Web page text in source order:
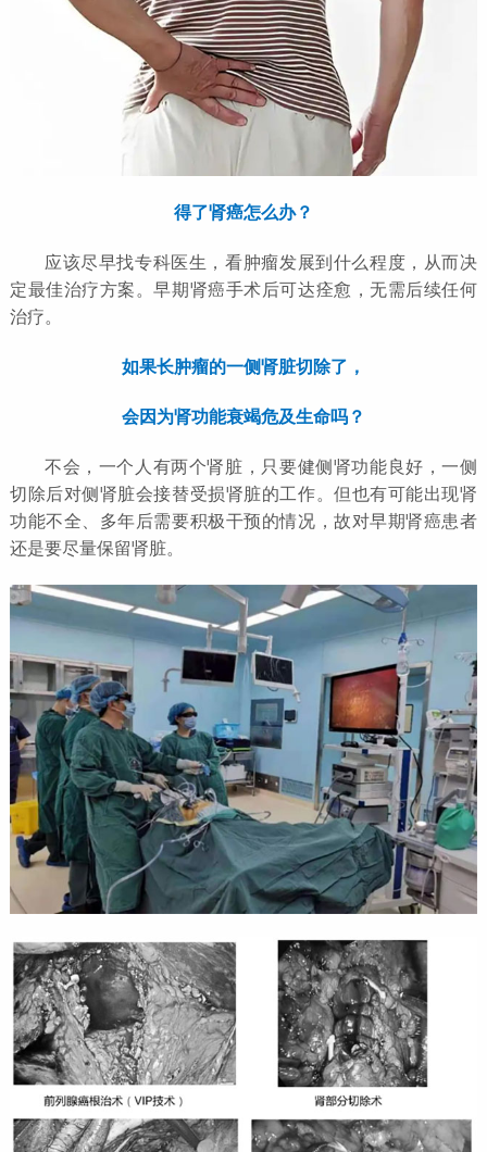
得了肾癌怎么办？
应该尽早找专科医生，看肿瘤发展到什么程度，从而决
定最佳治疗方案。早期肾癌手术后可达痊愈，无需后续任何
治疗。
如果长肿瘤的一侧肾脏切除了，
会因为肾功能衰竭危及生命吗？
不会，一个人有两个肾脏，只要健侧肾功能良好，一侧
切除后对侧肾脏会接替受损肾脏的工作。但也有可能出现肾
功能不全、多年后需要积极干预的情况，故对早期肾癌患者
还是要尽量保留肾脏。